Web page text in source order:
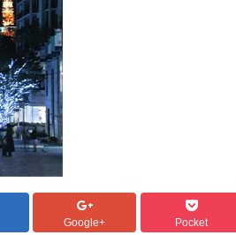
Google+ Pocket